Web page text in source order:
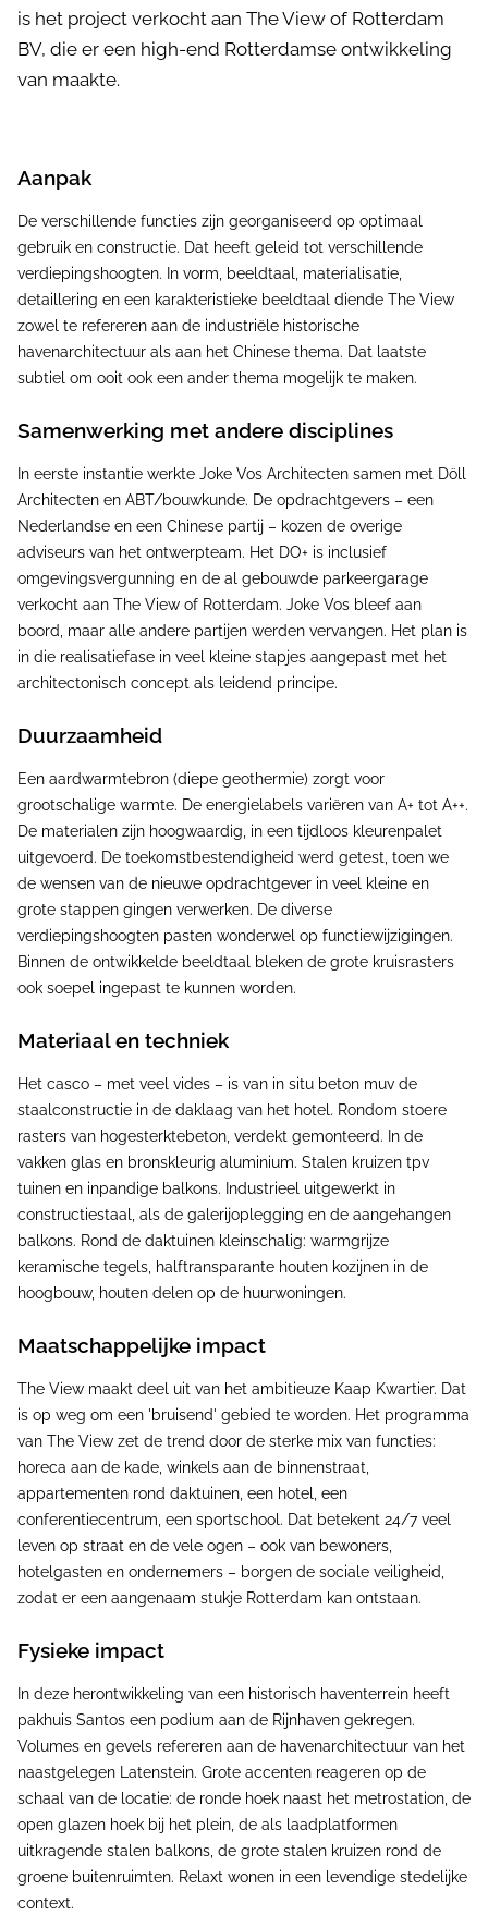
is het project verkocht aan The View of Rotterdam
BV, die er een high-end Rotterdamse ontwikkeling
van maakte.
Aanpak
De verschillende functies zijn georganiseerd op optimaal
gebruik en constructie. Dat heeft geleid tot verschillende
verdiepingshoogten. In vorm, beeldtaal, materialisatie,
detaillering en een karakteristieke beeldtaal diende The View
zowel te refereren aan de industriële historische
havenarchitectuur als aan het Chinese thema. Dat laatste
subtiel om ooit ook een ander thema mogelijk te maken.
Samenwerking met andere disciplines
In eerste instantie werkte Joke Vos Architecten samen met Döll
Architecten en ABT/bouwkunde. De opdrachtgevers – een
Nederlandse en een Chinese partij – kozen de overige
adviseurs van het ontwerpteam. Het DO+ is inclusief
omgevingsvergunning en de al gebouwde parkeergarage
verkocht aan The View of Rotterdam. Joke Vos bleef aan
boord, maar alle andere partijen werden vervangen. Het plan is
in die realisatiefase in veel kleine stapjes aangepast met het
architectonisch concept als leidend principe.
Duurzaamheid
Een aardwarmtebron (diepe geothermie) zorgt voor
grootschalige warmte. De energielabels variëren van A+ tot A++.
De materialen zijn hoogwaardig, in een tijdloos kleurenpalet
uitgevoerd. De toekomstbestendigheid werd getest, toen we
de wensen van de nieuwe opdrachtgever in veel kleine en
grote stappen gingen verwerken. De diverse
verdiepingshoogten pasten wonderwel op functiewijzigingen.
Binnen de ontwikkelde beeldtaal bleken de grote kruisrasters
ook soepel ingepast te kunnen worden.
Materiaal en techniek
Het casco – met veel vides – is van in situ beton muv de
staalconstructie in de daklaag van het hotel. Rondom stoere
rasters van hogesterktebeton, verdekt gemonteerd. In de
vakken glas en bronskleurig aluminium. Stalen kruizen tpv
tuinen en inpandige balkons. Industrieel uitgewerkt in
constructiestaal, als de galerijoplegging en de aangehangen
balkons. Rond de daktuinen kleinschalig: warmgrijze
keramische tegels, halftransparante houten kozijnen in de
hoogbouw, houten delen op de huurwoningen.
Maatschappelijke impact
The View maakt deel uit van het ambitieuze Kaap Kwartier. Dat
is op weg om een 'bruisend' gebied te worden. Het programma
van The View zet de trend door de sterke mix van functies:
horeca aan de kade, winkels aan de binnenstraat,
appartementen rond daktuinen, een hotel, een
conferentiecentrum, een sportschool. Dat betekent 24/7 veel
leven op straat en de vele ogen – ook van bewoners,
hotelgasten en ondernemers – borgen de sociale veiligheid,
zodat er een aangenaam stukje Rotterdam kan ontstaan.
Fysieke impact
In deze herontwikkeling van een historisch haventerrein heeft
pakhuis Santos een podium aan de Rijnhaven gekregen.
Volumes en gevels refereren aan de havenarchitectuur van het
naastgelegen Latenstein. Grote accenten reageren op de
schaal van de locatie: de ronde hoek naast het metrostation, de
open glazen hoek bij het plein, de als laadplatformen
uitkragende stalen balkons, de grote stalen kruizen rond de
groene buitenruimten. Relaxt wonen in een levendige stedelijke
context.